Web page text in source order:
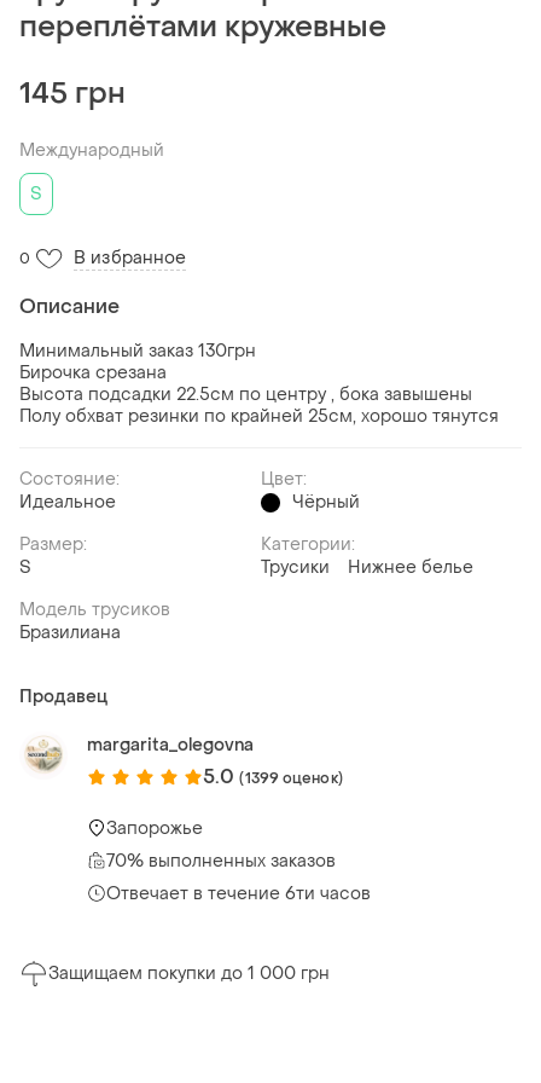
переплётами кружевные
145 грн
Международный
S
0 В избранное
Описание
Минимальный заказ 130грн
Бирочка срезана
Высота подсадки 22.5см по центру , бока завышены
Полу обхват резинки по крайней 25см, хорошо тянутся
Состояние:
Идеальное
Цвет:
Чёрный
Размер:
S
Категории:
Трусики
Нижнее белье
Модель трусиков
Бразилиана
Продавец
margarita_olegovna
5.0 (1399 оценок)
Запорожье
70% выполненных заказов
Отвечает в течение 6ти часов
Защищаем покупки до 1 000 грн